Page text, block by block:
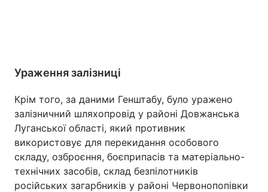
Ураження залізниці
Крім того, за даними Генштабу, було уражено
залізничний шляхопровід у районі Довжанська
Луганської області, який противник
використовує для перекидання особового
складу, озброєння, боєприпасів та матеріально-
технічних засобів, склад безпілотників
російських загарбників у районі Червонопопівки